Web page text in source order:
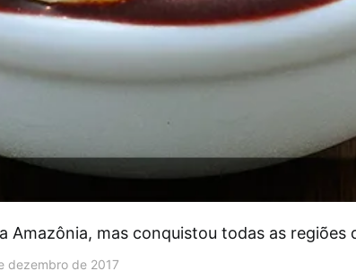
Amazônia, mas conquistou todas as regiões
dezembro de 2017